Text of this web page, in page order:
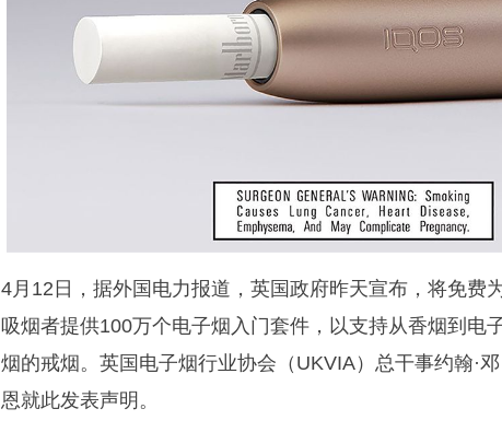
4月12日，据外国电力报道，英国政府昨天宣布，将免费
吸烟者提供100万个电子烟入门套件，以支持从香烟到电
烟的戒烟。英国电子烟行业协会（UKVIA）总干事约翰·邓
恩就此发表声明。